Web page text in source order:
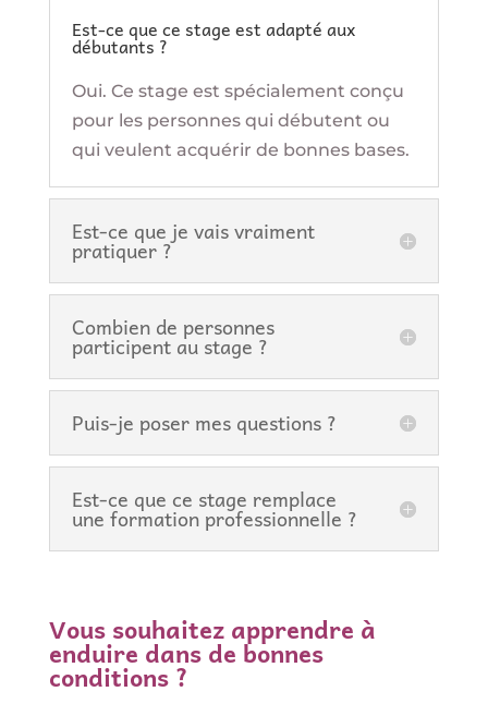
Est-ce que ce stage est adapté aux
débutants ?
Oui. Ce stage est spécialement conçu
pour les personnes qui débutent ou
qui veulent acquérir de bonnes bases.
Est-ce que je vais vraiment
pratiquer ?
Combien de personnes
participent au stage ?
Puis-je poser mes questions ?
Est-ce que ce stage remplace
une formation professionnelle ?
Vous souhaitez apprendre à
enduire dans de bonnes
conditions ?